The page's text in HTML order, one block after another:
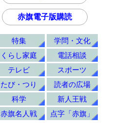
赤旗電子版購読
特集
学問・文化
くらし家庭
電話相談
テレビ
スポーツ
たび・つり
読者の広場
科学
新人王戦
赤旗名人戦
点字「赤旗」